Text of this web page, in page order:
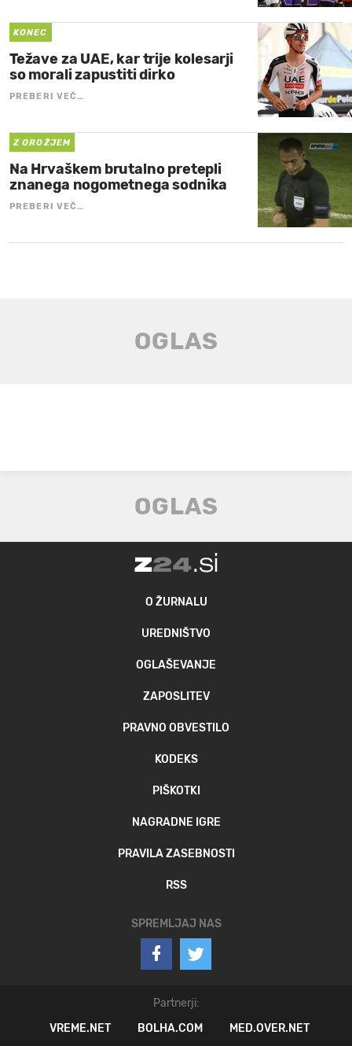
KONEC
Težave za UAE, kar trije kolesarji
so morali zapustiti dirko
PREBERI VEČ…
Z OROŽJEM
Na Hrvaškem brutalno pretepli
znanega nogometnega sodnika
PREBERI VEČ…
O ŽURNALU
UREDNIŠTVO
OGLAŠEVANJE
ZAPOSLITEV
PRAVNO OBVESTILO
KODEKS
PIŠKOTKI
NAGRADNE IGRE
PRAVILA ZASEBNOSTI
RSS
SPREMLJAJ NAS
Partnerji:
VREME.NET
BOLHA.COM MED.OVER.NET